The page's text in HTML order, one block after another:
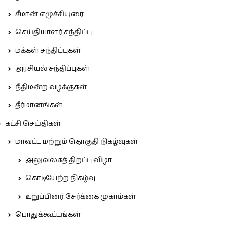
சீமான் எழுச்சியுரை
செய்தியாளர் சந்திப்பு
மக்கள் சந்திப்புகள்
அரசியல் சந்திப்புகள்
நீதிமன்ற வழக்குகள்
தீர்மானங்கள்
கட்சி செய்திகள்
மாவட்ட மற்றும் தொகுதி நிகழ்வுகள்
அலுவலகத் திறப்பு விழா
கொடியேற்ற நிகழ்வு
உறுப்பினர் சேர்க்கை முகாம்கள்
பொதுக்கூட்டங்கள்